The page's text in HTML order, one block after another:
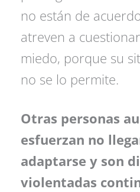
no están de
atreven a
miedo, porque su
no se lo permite.
Otras personas
esfuerzan no
adaptarse y son
violentadas